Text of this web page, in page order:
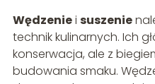
Wędzeniei suszenie
technik kulinarnych. Ich
konserwacja, ale z
budowania smaku.